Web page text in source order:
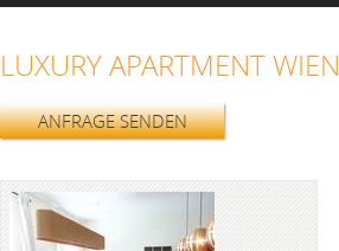
LUXURY APARTMENT WIEN
ANFRAGE SENDEN